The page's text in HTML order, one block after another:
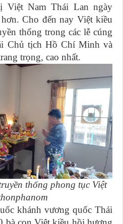
Việt Nam Thái Lan ngày
Cho đến nay Việt kiều
thống trong các lễ cúng
Chủ tịch Hồ Chí Minh và
trọng, cao nhất.
thống phong tục Việt
khánh vương quốc Thái